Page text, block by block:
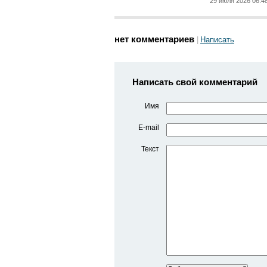
нет комментариев Написать
Написать свой комментарий
Имя
E-mail
Текст